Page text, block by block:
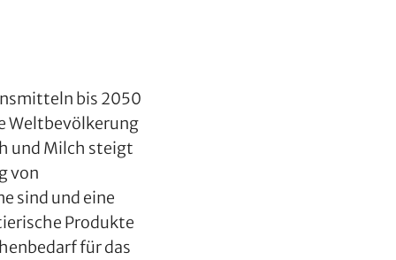
bis 2050
Weltbevölkerung
und Milch steigt
von
sind und eine
Produkte
für das